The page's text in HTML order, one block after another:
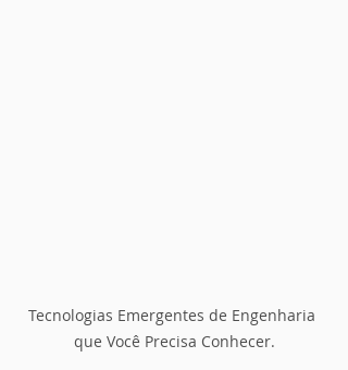
Tecnologias Emergentes de Engenharia
que Você Precisa Conhecer.